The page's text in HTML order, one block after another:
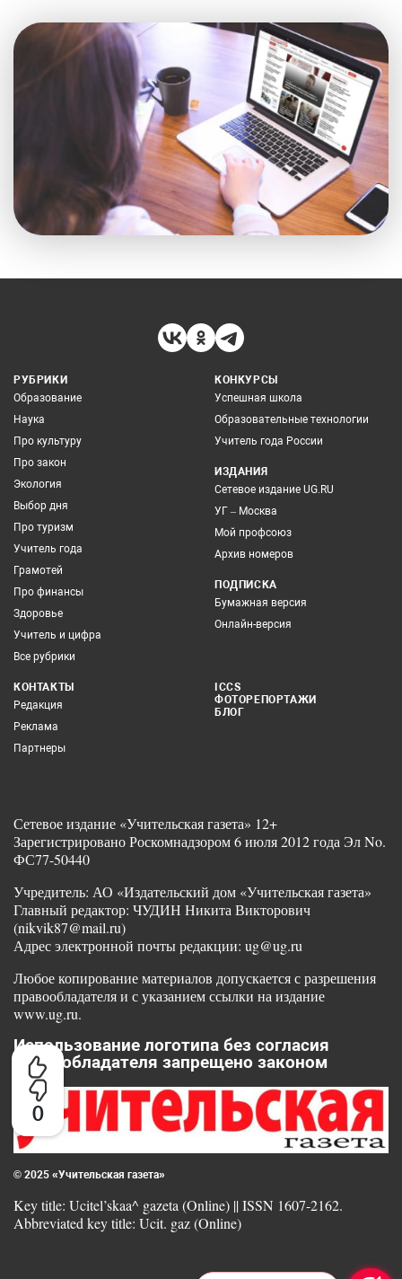
0
РУБРИКИ
Образование
Наука
Про культуру
Про закон
Экология
Выбор дня
Про туризм
Учитель года
Грамотей
Про финансы
Здоровье
Учитель и цифра
Все рубрики
КОНКУРСЫ
Успешная школа
Образовательные технологии
Учитель года России
ИЗДАНИЯ
Сетевое издание UG.RU
УГ – Москва
Мой профсоюз
Архив номеров
ПОДПИСКА
Бумажная версия
Онлайн-версия
КОНТАКТЫ
Редакция
Реклама
Партнеры
ICCS
ФОТОРЕПОРТАЖИ
БЛОГ
Сетевое издание «Учительская газета» 12+
Зарегистрировано Роскомнадзором 6 июля 2012 года Эл No.
ФС77-50440
Учредитель: АО «Издательский дом «Учительская газета»
Главный редактор: ЧУДИН Никита Викторович
(nikvik87@mail.ru)
Адрес электронной почты редакции: ug@ug.ru
Любое копирование материалов допускается с разрешения
правообладателя и с указанием ссылки на издание
www.ug.ru.
Использование логотипа без согласия
правообладателя запрещено законом
© 2025 «Учительская газета»
Key title: Ucitel’skaa^ gazeta (Online) || ISSN 1607-2162.
Abbreviated key title: Ucit. gaz (Online)